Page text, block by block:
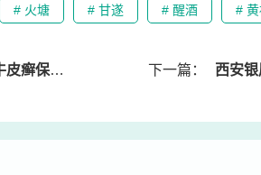
# 火塘 # 甘遂 # 醒酒 #
湿药膏 下一篇： 西安银